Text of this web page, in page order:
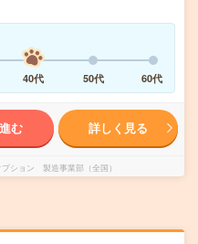
40代 50代 60代
む 詳しく見る
ション 製造事業部（全国）